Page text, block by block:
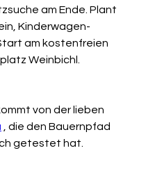
am Ende. Plant
Kinderwagen-
am kostenfreien
Weinbichl.
von der lieben
, die den Bauernpfad
getestet hat.